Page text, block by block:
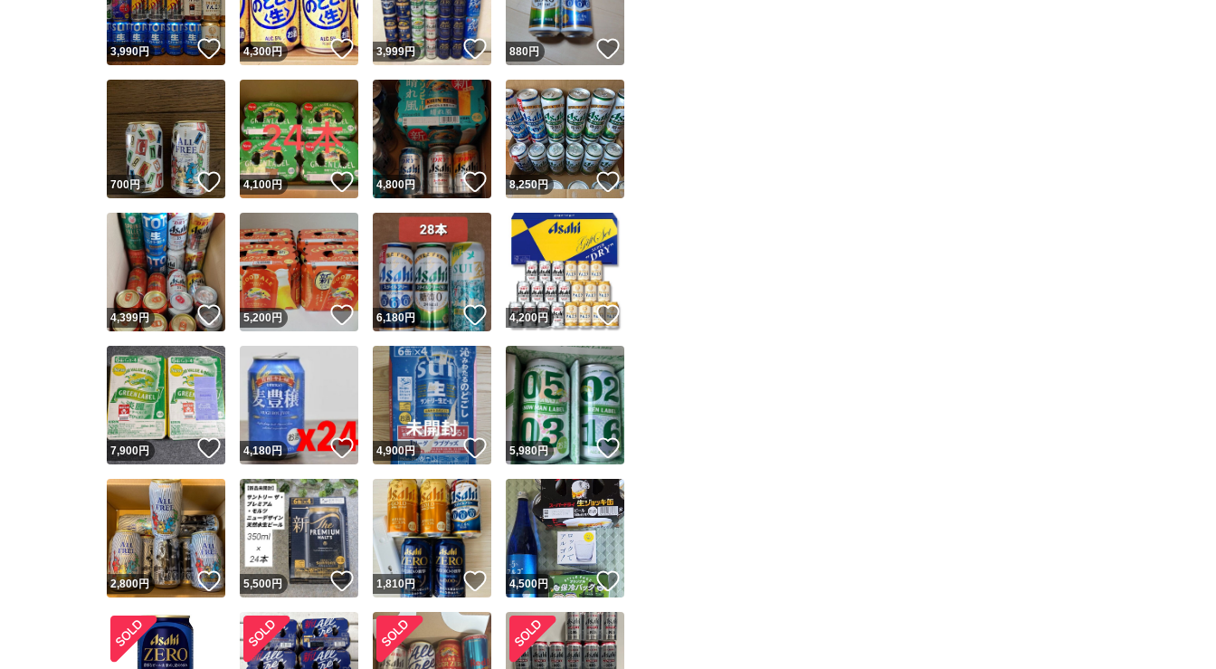
3,990円 いいね！
4,300円 いいね！
3,999円 いいね！
880円
700円 いいね！
4,100円 いいね！
4,800円 いいね！
8,250円 いいね！
4,399円 いいね！
5,200円 いいね！
6,180円 いいね！
4,200円
7,900円 いいね！
4,180円 いいね！
4,900円 いいね！
5,980円 いいね！
2,800円 いいね！
5,500円 いいね！
1,810円 いいね！
4,500円 いいね！